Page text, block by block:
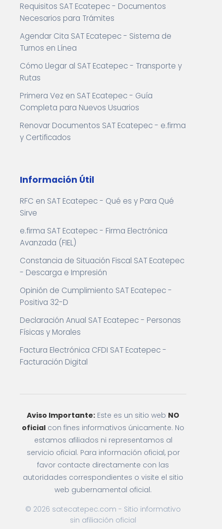
Requisitos SAT Ecatepec - Documentos
Necesarios para Trámites
Agendar Cita SAT Ecatepec - Sistema de
Turnos en Línea
Cómo Llegar al SAT Ecatepec - Transporte y
Rutas
Primera Vez en SAT Ecatepec - Guía
Completa para Nuevos Usuarios
Renovar Documentos SAT Ecatepec - e.firma
y Certificados
Información Útil
RFC en SAT Ecatepec - Qué es y Para Qué
Sirve
e.firma SAT Ecatepec - Firma Electrónica
Avanzada (FIEL)
Constancia de Situación Fiscal SAT Ecatepec
- Descarga e Impresión
Opinión de Cumplimiento SAT Ecatepec -
Positiva 32-D
Declaración Anual SAT Ecatepec - Personas
Físicas y Morales
Factura Electrónica CFDI SAT Ecatepec -
Facturación Digital
Aviso Importante: Este es un sitio web NO
oficial con fines informativos únicamente. No
estamos afiliados ni representamos al
servicio oficial. Para información oficial, por
favor contacte directamente con las
autoridades correspondientes o visite el sitio
web gubernamental oficial.
© 2026 satecatepec.com - Sitio informativo
sin afiliación oficial